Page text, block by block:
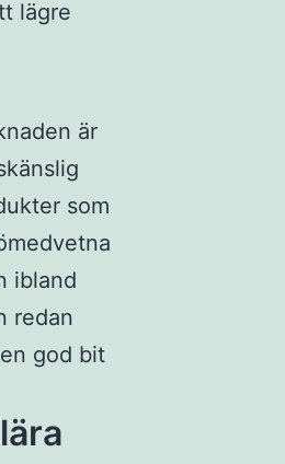
lägre
är
som
ibland
redan
god bit